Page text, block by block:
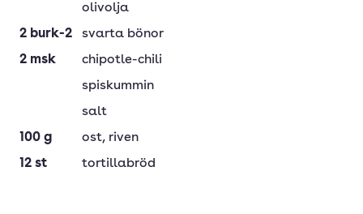
olivolja
2 burk-2
svarta bönor
2 msk
chipotle-chili
spiskummin
salt
100 g ost, riven
12 st tortillabröd